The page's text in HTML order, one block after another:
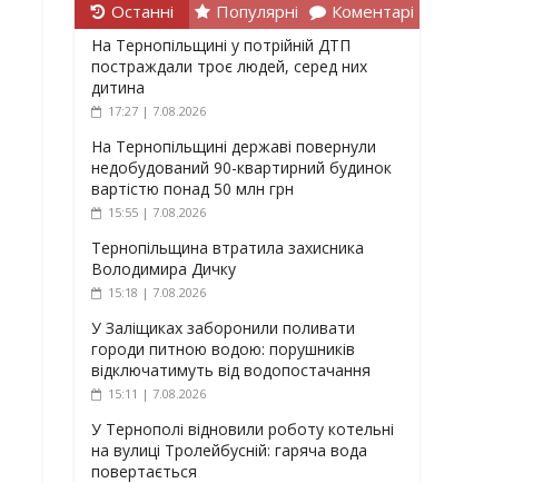
Останні Популярні Коментарі
На Тернопільщині у потрійній ДТП
постраждали троє людей, серед них
дитина
17:27 | 7.08.2026
На Тернопільщині державі повернули
недобудований 90-квартирний будинок
вартістю понад 50 млн грн
15:55 | 7.08.2026
Тернопільщина втратила захисника
Володимира Дичку
15:18 | 7.08.2026
У Заліщиках заборонили поливати
городи питною водою: порушників
відключатимуть від водопостачання
15:11 | 7.08.2026
У Тернополі відновили роботу котельні
на вулиці Тролейбусній: гаряча вода
повертається